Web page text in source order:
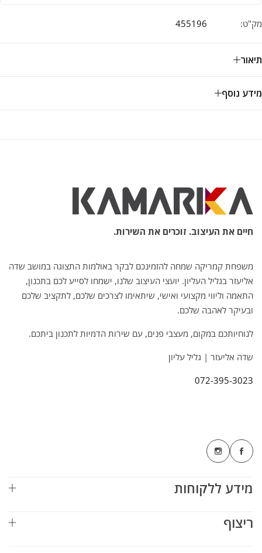
מק"ט: 455196
תיאור
מידע נוסף
חיים את העיצוב. זוכרים את השירות.
משפחת קמריקה שמחה להזמינכם לבקר באולמות התצוגה במושב שדה
אליעזר בגליל העליון. יועצי העיצוב שלנו, ישמחו לסייע לכם בתכנון,
התאמה וליווי מקצועי ואישי, שיתאימו לצרכים שלכם, לתקציב שלכם
ובעיקר לאהבה שלכם.
לנוחיותכם במקום, מעצבי פנים, עם שירות הדמיות לתכנון ביתכם.
שדה אליעזר | גליל עליון
072-395-3023
מידע ללקוחות
ריצוף